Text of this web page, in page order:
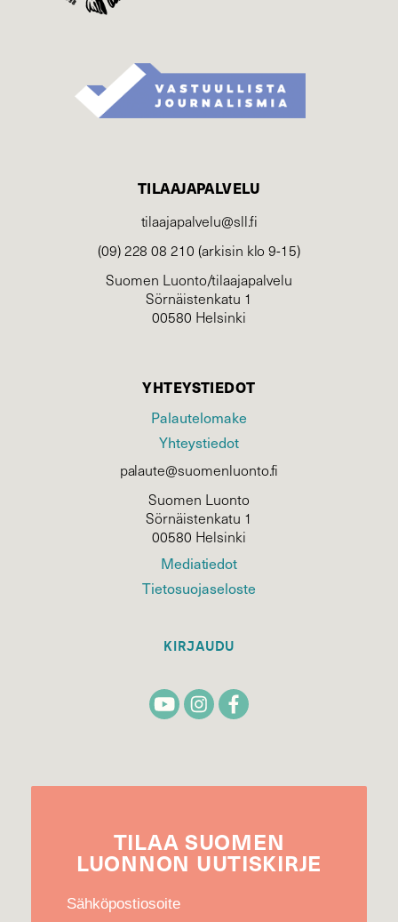
TILAAJAPALVELU
tilaajapalvelu@sll.fi
(09) 228 08 210 (arkisin klo 9-15)
Suomen Luonto/tilaajapalvelu
Sörnäistenkatu 1
00580 Helsinki
YHTEYSTIEDOT
Palautelomake
Yhteystiedot
palaute@suomenluonto.fi
Suomen Luonto
Sörnäistenkatu 1
00580 Helsinki
Mediatiedot
Tietosuojaseloste
KIRJAUDU
TILAA SUOMEN
LUONNON UUTIS­KIRJE
Sähköpostiosoite